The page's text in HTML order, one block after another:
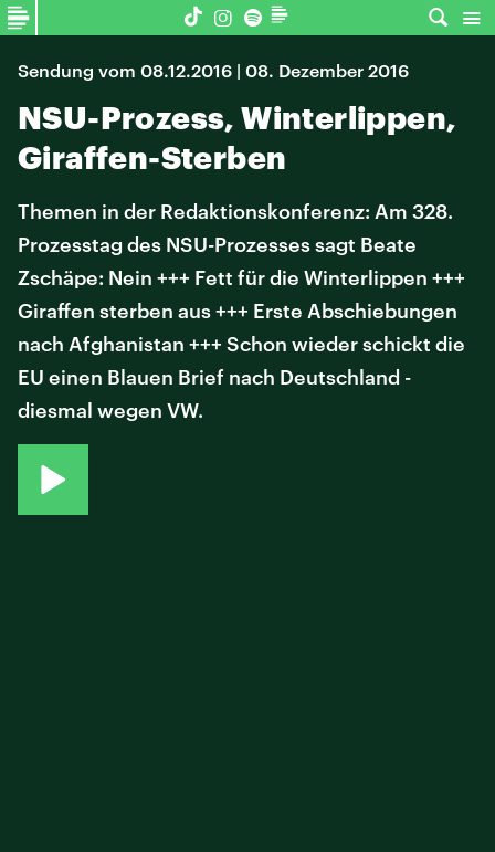
Sendung vom 08.12.2016 | 08. Dezember 2016
NSU-Prozess, Winterlippen,
Giraffen-Sterben
Themen in der Redaktionskonferenz: Am 328.
Prozesstag des NSU-Prozesses sagt Beate
Zschäpe: Nein +++ Fett für die Winterlippen +++
Giraffen sterben aus +++ Erste Abschiebungen
nach Afghanistan +++ Schon wieder schickt die
EU einen Blauen Brief nach Deutschland -
diesmal wegen VW.